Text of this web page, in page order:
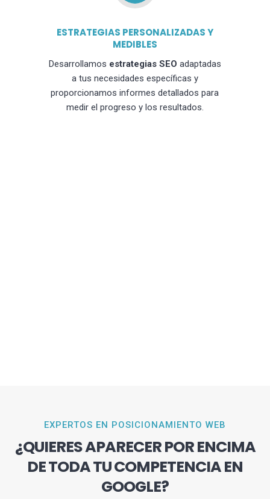
ESTRATEGIAS PERSONALIZADAS Y
MEDIBLES
Desarrollamos estrategias SEO adaptadas
a tus necesidades específicas y
proporcionamos informes detallados para
medir el progreso y los resultados.
EXPERTOS EN POSICIONAMIENTO WEB
¿QUIERES APARECER POR ENCIMA
DE TODA TU COMPETENCIA EN
GOOGLE?